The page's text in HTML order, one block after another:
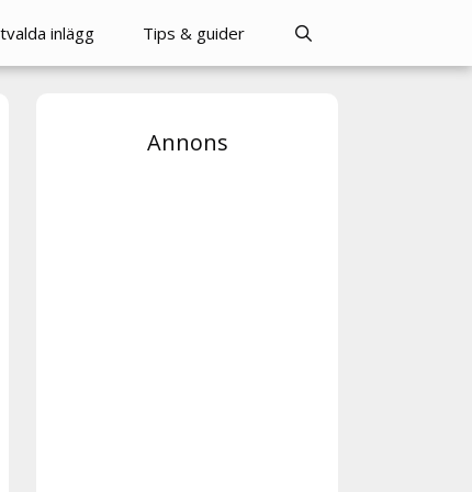
inlägg Tips & guider
Annons